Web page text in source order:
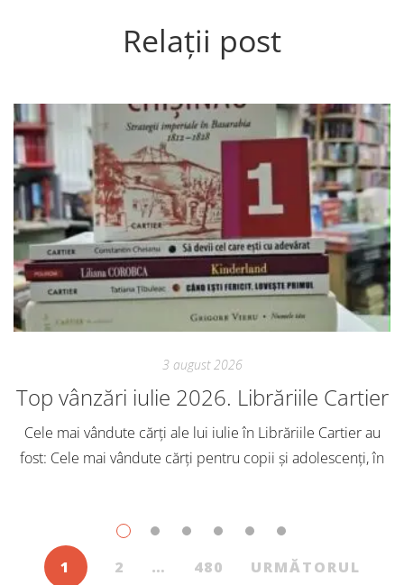
Relații post
3 august 2026
Top vânzări iulie 2026. Librăriile Cartier
Cele mai vândute cărți ale lui iulie în Librăriile Cartier au
fost: Cele mai vândute cărți pentru copii și adolescenți, în
1 2 … 480 URMĂTORUL